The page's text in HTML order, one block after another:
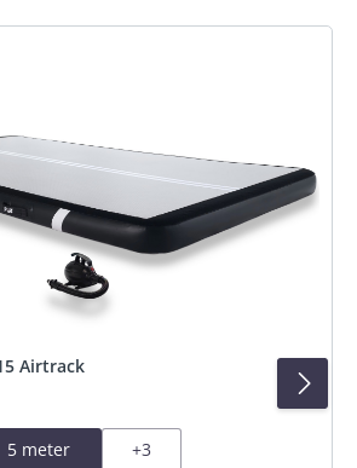
Airtrack
ist zurzeit nicht verfügbar.)
5 meter +3